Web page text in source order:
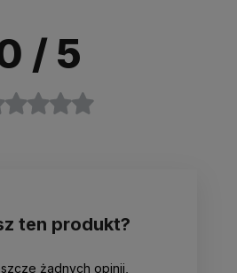
/ 5
ten produkt?
żadnych opinii,